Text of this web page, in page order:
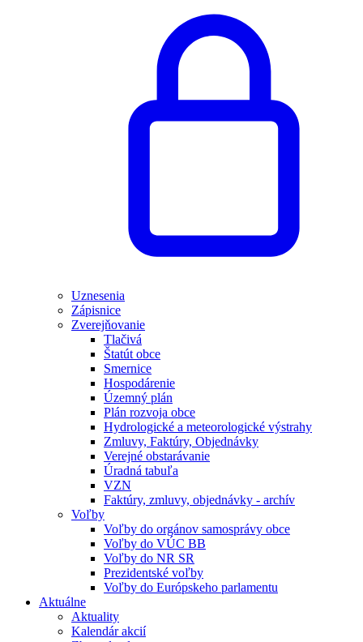
Uznesenia
Zápisnice
Zverejňovanie
Tlačivá
Štatút obce
Smernice
Hospodárenie
Územný plán
Plán rozvoja obce
Hydrologické a meteorologické výstrahy
Zmluvy, Faktúry, Objednávky
Verejné obstarávanie
Úradná tabuľa
VZN
Faktúry, zmluvy, objednávky - archív
Voľby
Voľby do orgánov samosprávy obce
Voľby do VÚC BB
Voľby do NR SR
Prezidentské voľby
Voľby do Európskeho parlamentu
Aktuálne
Aktuality
Kalendár akcií